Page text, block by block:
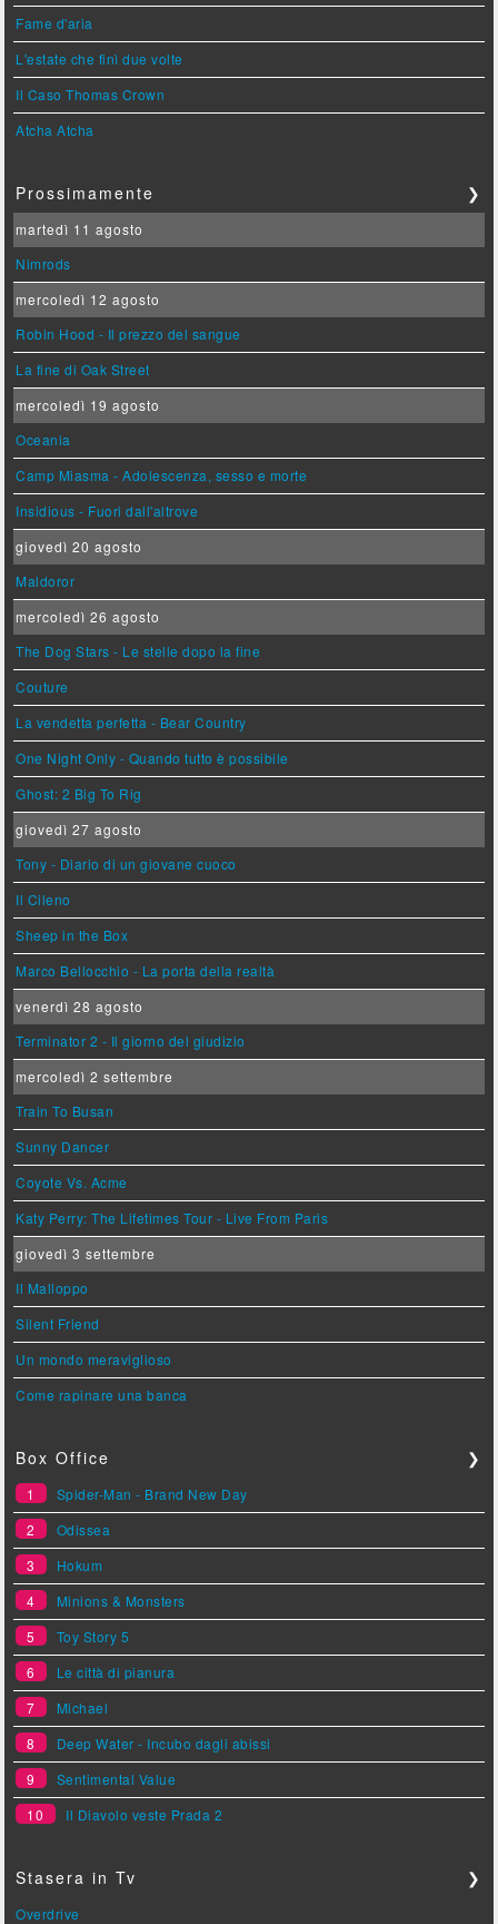
Fame d'aria
L'estate che finì due volte
Il Caso Thomas Crown
Atcha Atcha
Prossimamente ❯
martedì 11 agosto
Nimrods
mercoledì 12 agosto
Robin Hood - Il prezzo del sangue
La fine di Oak Street
mercoledì 19 agosto
Oceania
Camp Miasma - Adolescenza, sesso e morte
Insidious - Fuori dall'altrove
giovedì 20 agosto
Maldoror
mercoledì 26 agosto
The Dog Stars - Le stelle dopo la fine
Couture
La vendetta perfetta - Bear Country
One Night Only - Quando tutto è possibile
Ghost: 2 Big To Rig
giovedì 27 agosto
Tony - Diario di un giovane cuoco
Il Cileno
Sheep in the Box
Marco Bellocchio - La porta della realtà
venerdì 28 agosto
Terminator 2 - Il giorno del giudizio
mercoledì 2 settembre
Train To Busan
Sunny Dancer
Coyote Vs. Acme
Katy Perry: The Lifetimes Tour - Live From Paris
giovedì 3 settembre
Il Malloppo
Silent Friend
Un mondo meraviglioso
Come rapinare una banca
Box Office ❯
1
Spider-Man - Brand New Day
2
Odissea
3
Hokum
4
Minions & Monsters
5
Toy Story 5
6
Le città di pianura
7
Michael
8
Deep Water - Incubo dagli abissi
9
Sentimental Value
10
Il Diavolo veste Prada 2
Stasera in Tv ❯
Overdrive